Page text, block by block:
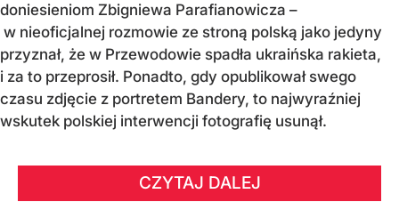
doniesieniom Zbigniewa Parafianowicza –
w nieoficjalnej rozmowie ze stroną polską jako jedyny
przyznał, że w Przewodowie spadła ukraińska rakieta,
i za to przeprosił. Ponadto, gdy opublikował swego
czasu zdjęcie z portretem Bandery, to najwyraźniej
wskutek polskiej interwencji fotografię usunął.
CZYTAJ DALEJ